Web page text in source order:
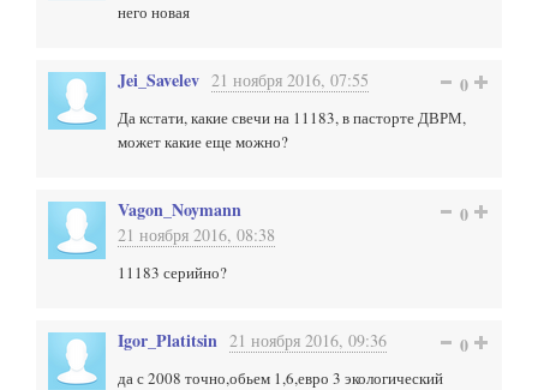
него новая
Jei_Savelev 21 ноября 2016, 07:55 0
Да кстати, какие свечи на 11183, в пасторте ДВРМ,
может какие еще можно?
Vagon_Noymann
21 ноября 2016, 08:38
0
11183 серийно?
Igor_Platitsin 21 ноября 2016, 09:36 0
да с 2008 точно,обьем 1,6,евро 3 экологический